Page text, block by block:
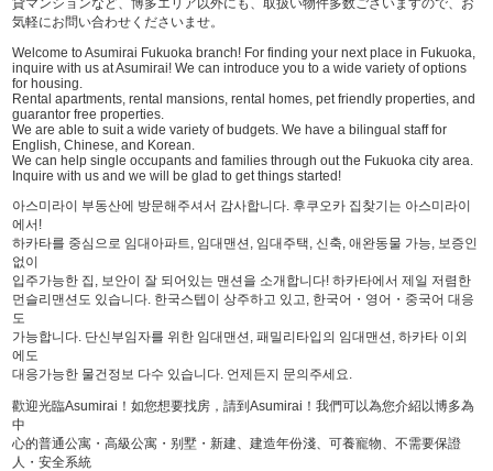
貸マンションなど、博多エリア以外にも、取扱い物件多数ございますので、お
気軽にお問い合わせくださいませ。
Welcome to Asumirai Fukuoka branch! For finding your next place in Fukuoka,
inquire with us at Asumirai! We can introduce you to a wide variety of options
for housing.
Rental apartments, rental mansions, rental homes, pet friendly properties, and
guarantor free properties.
We are able to suit a wide variety of budgets. We have a bilingual staff for
English, Chinese, and Korean.
We can help single occupants and families through out the Fukuoka city area.
Inquire with us and we will be glad to get things started!
아스미라이 부동산에 방문해주셔서 감사합니다. 후쿠오카 집찾기는 아스미라이
에서!
하카타를 중심으로 임대아파트, 임대맨션, 임대주택, 신축, 애완동물 가능, 보증인
없이
입주가능한 집, 보안이 잘 되어있는 맨션을 소개합니다! 하카타에서 제일 저렴한
먼슬리맨션도 있습니다. 한국스텝이 상주하고 있고, 한국어・영어・중국어 대응
도
가능합니다. 단신부임자를 위한 임대맨션, 패밀리타입의 임대맨션, 하카타 이외
에도
대응가능한 물건정보 다수 있습니다. 언제든지 문의주세요.
歡迎光臨Asumirai！如您想要找房，請到Asumirai！我們可以為您介紹以博多為
中
心的普通公寓・高級公寓・别墅・新建、建造年份淺、可養寵物、不需要保證
人・安全系統